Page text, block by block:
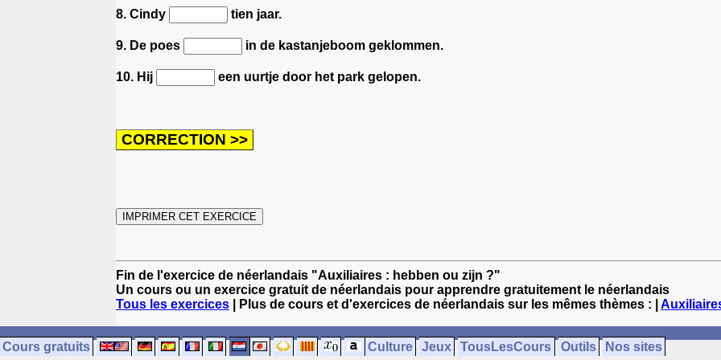
8. Cindy tien jaar.
9. De poes in de kastanjeboom geklommen.
10. Hij een uurtje door het park gelopen.
Fin de l'exercice de néerlandais "Auxiliaires : hebben ou zijn ?"
Un cours ou un exercice gratuit de néerlandais pour apprendre gratuitement le néerlandais
Tous les exercices | Plus de cours et d'exercices de néerlandais sur les mêmes thèmes : |
Cours gratuits Culture Jeux TousLesCours Outils Nos sites